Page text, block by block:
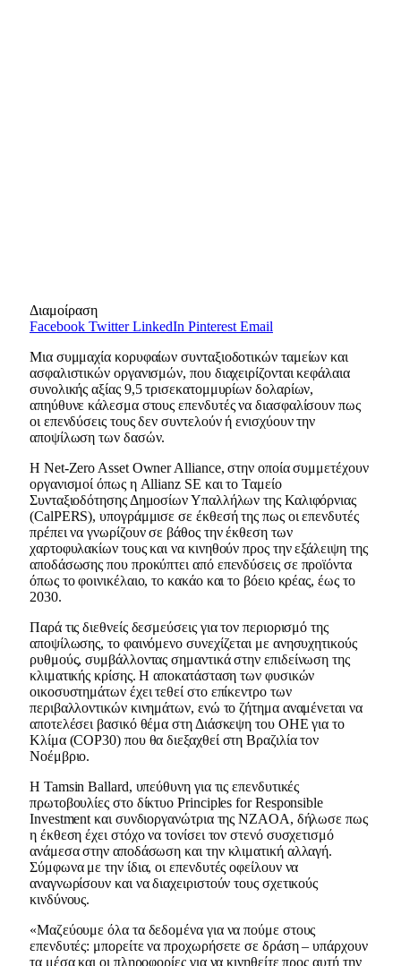
Διαμοίραση
Facebook Twitter LinkedIn Pinterest Email
Μια συμμαχία κορυφαίων συνταξιοδοτικών ταμείων και
ασφαλιστικών οργανισμών, που διαχειρίζονται κεφάλαια
συνολικής αξίας 9,5 τρισεκατομμυρίων δολαρίων,
απηύθυνε κάλεσμα στους επενδυτές να διασφαλίσουν πως
οι επενδύσεις τους δεν συντελούν ή ενισχύουν την
αποψίλωση των δασών.
Η Net-Zero Asset Owner Alliance, στην οποία συμμετέχουν
οργανισμοί όπως η Allianz SE και το Ταμείο
Συνταξιοδότησης Δημοσίων Υπαλλήλων της Καλιφόρνιας
(CalPERS), υπογράμμισε σε έκθεσή της πως οι επενδυτές
πρέπει να γνωρίζουν σε βάθος την έκθεση των
χαρτοφυλακίων τους και να κινηθούν προς την εξάλειψη της
αποδάσωσης που προκύπτει από επενδύσεις σε προϊόντα
όπως το φοινικέλαιο, το κακάο και το βόειο κρέας, έως το
2030.
Παρά τις διεθνείς δεσμεύσεις για τον περιορισμό της
αποψίλωσης, το φαινόμενο συνεχίζεται με ανησυχητικούς
ρυθμούς, συμβάλλοντας σημαντικά στην επιδείνωση της
κλιματικής κρίσης. Η αποκατάσταση των φυσικών
οικοσυστημάτων έχει τεθεί στο επίκεντρο των
περιβαλλοντικών κινημάτων, ενώ το ζήτημα αναμένεται να
αποτελέσει βασικό θέμα στη Διάσκεψη του ΟΗΕ για το
Κλίμα (COP30) που θα διεξαχθεί στη Βραζιλία τον
Νοέμβριο.
Η Tamsin Ballard, υπεύθυνη για τις επενδυτικές
πρωτοβουλίες στο δίκτυο Principles for Responsible
Investment και συνδιοργανώτρια της NZAOA, δήλωσε πως
η έκθεση έχει στόχο να τονίσει τον στενό συσχετισμό
ανάμεσα στην αποδάσωση και την κλιματική αλλαγή.
Σύμφωνα με την ίδια, οι επενδυτές οφείλουν να
αναγνωρίσουν και να διαχειριστούν τους σχετικούς
κινδύνους.
«Μαζεύουμε όλα τα δεδομένα για να πούμε στους
επενδυτές: μπορείτε να προχωρήσετε σε δράση – υπάρχουν
τα μέσα και οι πληροφορίες για να κινηθείτε προς αυτή την